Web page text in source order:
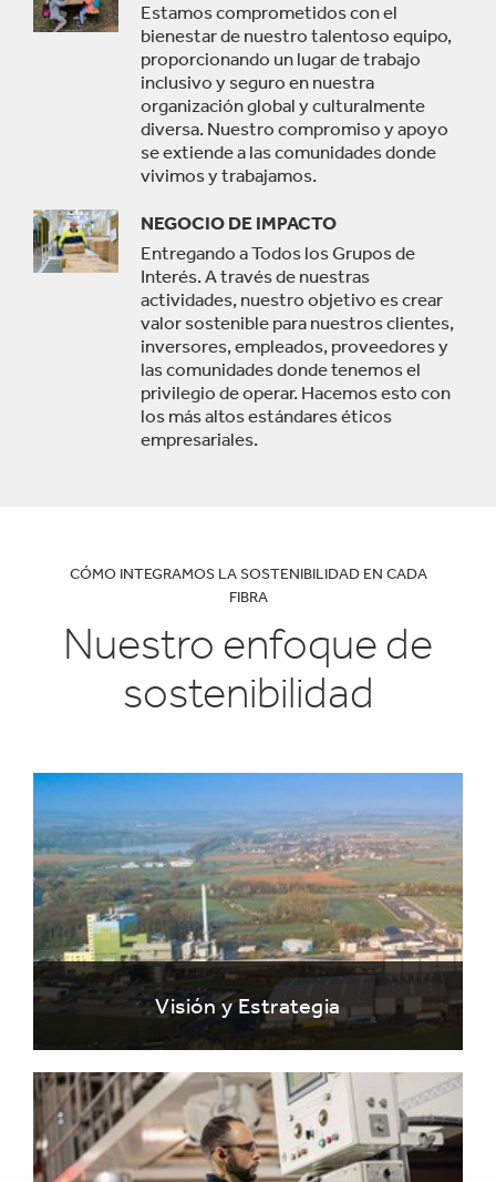
Estamos comprometidos con el
bienestar de nuestro talentoso equipo,
proporcionando un lugar de trabajo
inclusivo y seguro en nuestra
organización global y culturalmente
diversa. Nuestro compromiso y apoyo
se extiende a las comunidades donde
vivimos y trabajamos.
NEGOCIO DE IMPACTO
Entregando a Todos los Grupos de
Interés. A través de nuestras
actividades, nuestro objetivo es crear
valor sostenible para nuestros clientes,
inversores, empleados, proveedores y
las comunidades donde tenemos el
privilegio de operar. Hacemos esto con
los más altos estándares éticos
empresariales.
CÓMO INTEGRAMOS LA SOSTENIBILIDAD EN CADA
FIBRA
Nuestro enfoque de
sostenibilidad
Visión y Estrategia